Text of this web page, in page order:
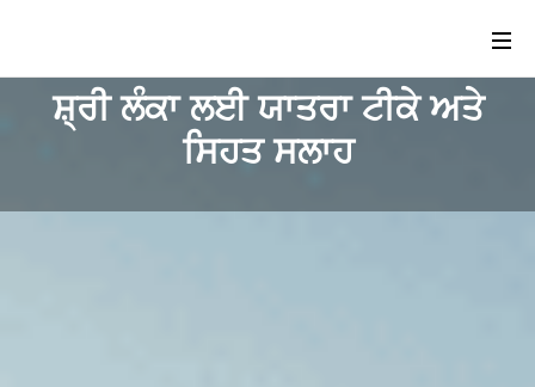
ਸ਼੍ਰੀ ਲੰਕਾ ਲਈ ਯਾਤਰਾ ਟੀਕੇ ਅਤੇ
ਸਿਹਤ ਸਲਾਹ